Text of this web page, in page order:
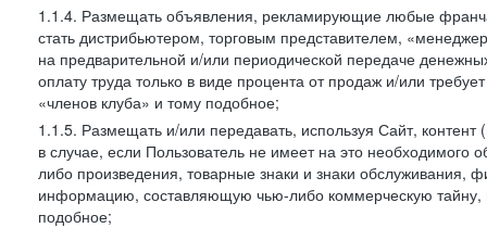
1.1.4. Размещать объявления, рекламирующие любые
стать дистрибьютером, торговым представителем,
на предварительной и/или периодической передаче
оплату труда только в виде процента от продаж и/или
«членов клуба» и тому подобное;
1.1.5. Размещать и/или передавать, используя Сайт,
в случае, если Пользователь не имеет на это
либо произведения, товарные знаки и знаки
информацию, составляющую чью-либо коммерческую тайну,
подобное;